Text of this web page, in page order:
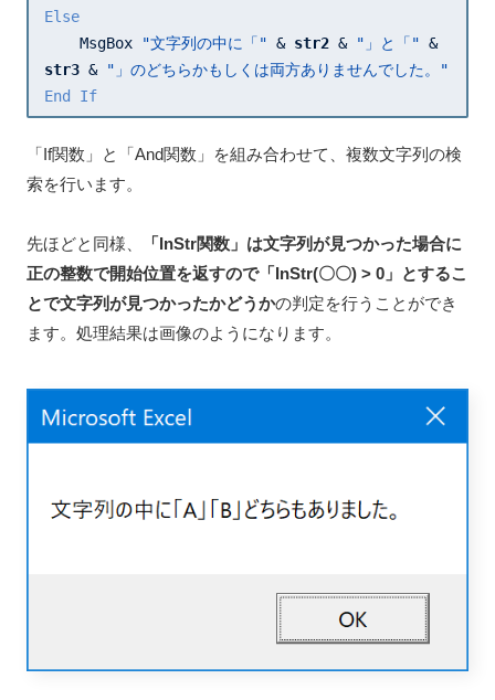
Else
MsgBox
"文字列の中に「" & str2 & "」と「"
&
str3 & "」のどちらかもしくは両方ありませんでした。"
End
If
「If関数」と「And関数」を組み合わせて、複数文字列の検
索を行います。
先ほどと同様、
「InStr関数」は文字列が見つかった場合に
正の整数で開始位置を返すので「InStr(〇〇) > 0」とするこ
とで文字列が見つかったかどうかの判定を行うことができ
ます。処理結果は画像のようになります。